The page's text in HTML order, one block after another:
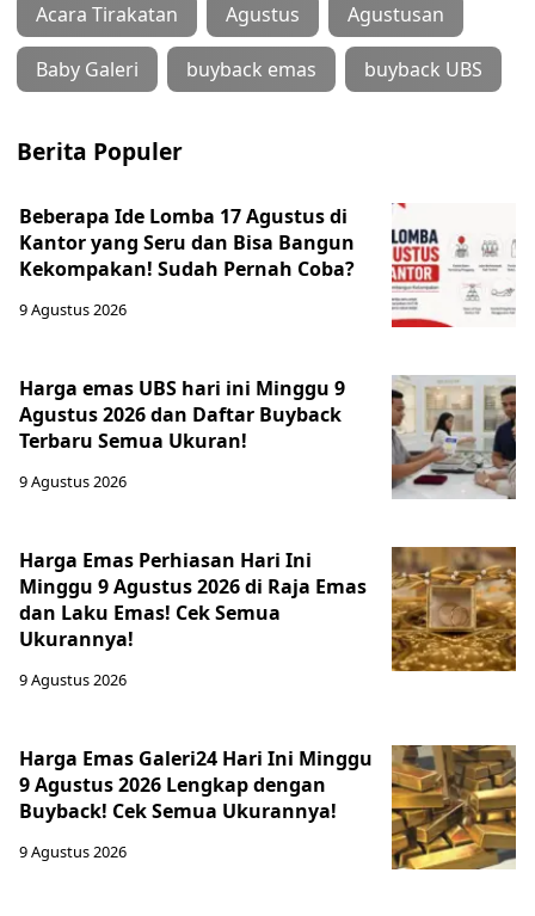
Acara Tirakatan Agustus Agustusan
Baby Galeri buyback emas buyback UBS
Berita Populer
Beberapa Ide Lomba 17 Agustus di
Kantor yang Seru dan Bisa Bangun
Kekompakan! Sudah Pernah Coba?
9 Agustus 2026
Harga emas UBS hari ini Minggu 9
Agustus 2026 dan Daftar Buyback
Terbaru Semua Ukuran!
9 Agustus 2026
Harga Emas Perhiasan Hari Ini
Minggu 9 Agustus 2026 di Raja Emas
dan Laku Emas! Cek Semua
Ukurannya!
9 Agustus 2026
Harga Emas Galeri24 Hari Ini Minggu
9 Agustus 2026 Lengkap dengan
Buyback! Cek Semua Ukurannya!
9 Agustus 2026